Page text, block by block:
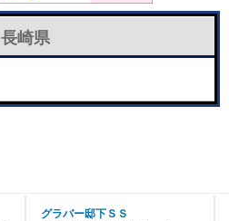
長崎県
グラバー邸下ＳＳ